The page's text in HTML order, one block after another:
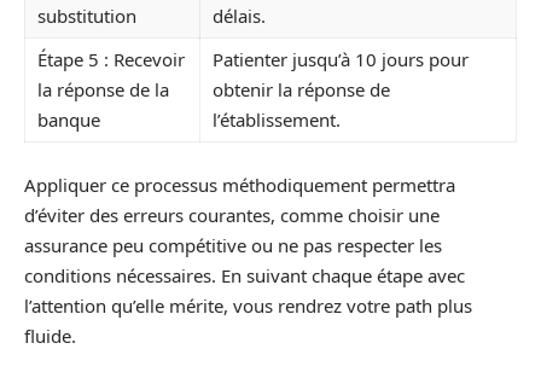
substitution
délais.
Étape 5 : Recevoir
la réponse de la
banque
Patienter jusqu’à 10 jours pour
obtenir la réponse de
l’établissement.
Appliquer ce processus méthodiquement permettra
d’éviter des erreurs courantes, comme choisir une
assurance peu compétitive ou ne pas respecter les
conditions nécessaires. En suivant chaque étape avec
l’attention qu’elle mérite, vous rendrez votre path plus
fluide.